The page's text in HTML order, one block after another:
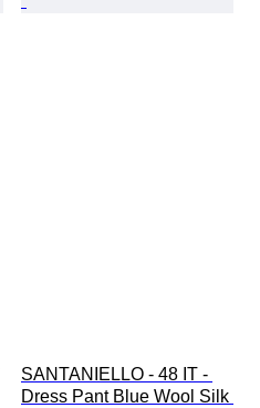
SANTANIELLO - 48 IT -
Dress Pant Blue Wool Silk